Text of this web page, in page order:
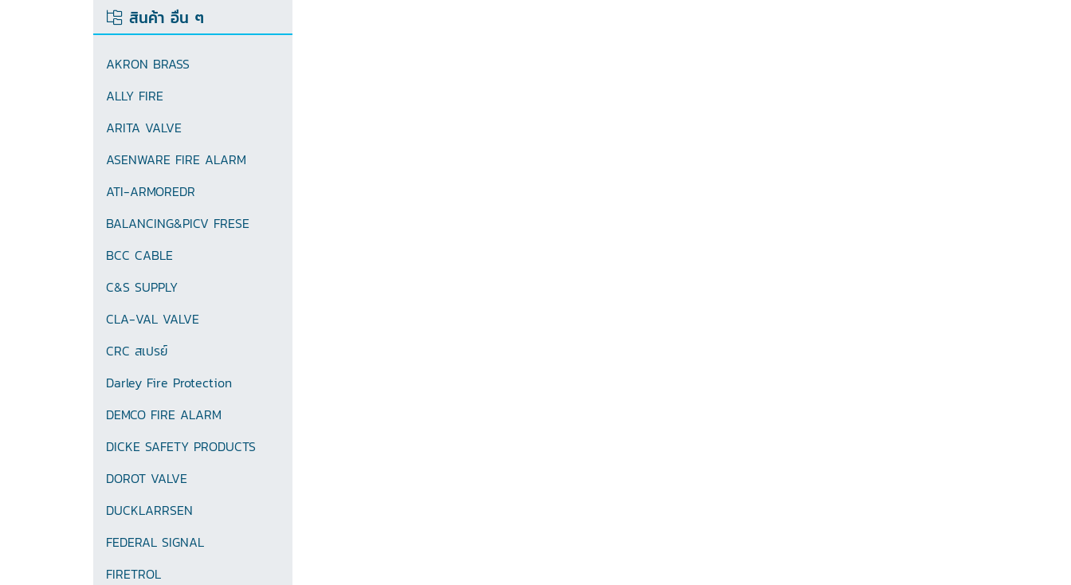
สินค้า อื่น ๆ
AKRON BRASS
ALLY FIRE
ARITA VALVE
ASENWARE FIRE ALARM
ATI-ARMOREDR
BALANCING&PICV FRESE
BCC CABLE
C&S SUPPLY
CLA-VAL VALVE
CRC สเปรย์
Darley Fire Protection
DEMCO FIRE ALARM
DICKE SAFETY PRODUCTS
DOROT VALVE
DUCKLARRSEN
FEDERAL SIGNAL
FIRETROL